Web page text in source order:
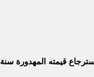
قيمته المهدورة سنة